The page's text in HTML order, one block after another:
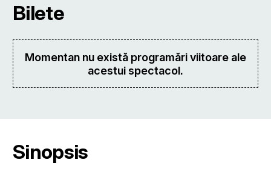
Bilete
Momentan nu există programări viitoare ale
acestui spectacol.
Sinopsis